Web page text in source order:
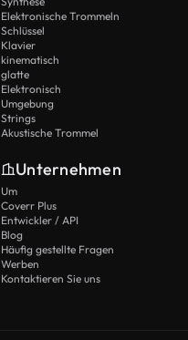
Elektronische Trommeln
Schlüssel
Klavier
kinematisch
glatte
Elektronisch
Umgebung
Strings
Akustische Trommel
Unternehmen
Um
Coverr Plus
Entwickler / API
Blog
Häufig gestellte Fragen
Werben
Kontaktieren Sie uns